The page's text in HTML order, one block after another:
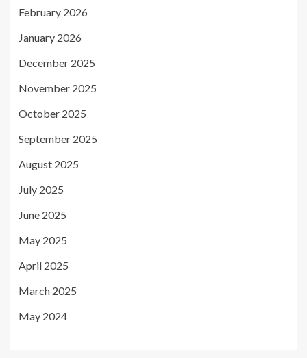
February 2026
January 2026
December 2025
November 2025
October 2025
September 2025
August 2025
July 2025
June 2025
May 2025
April 2025
March 2025
May 2024